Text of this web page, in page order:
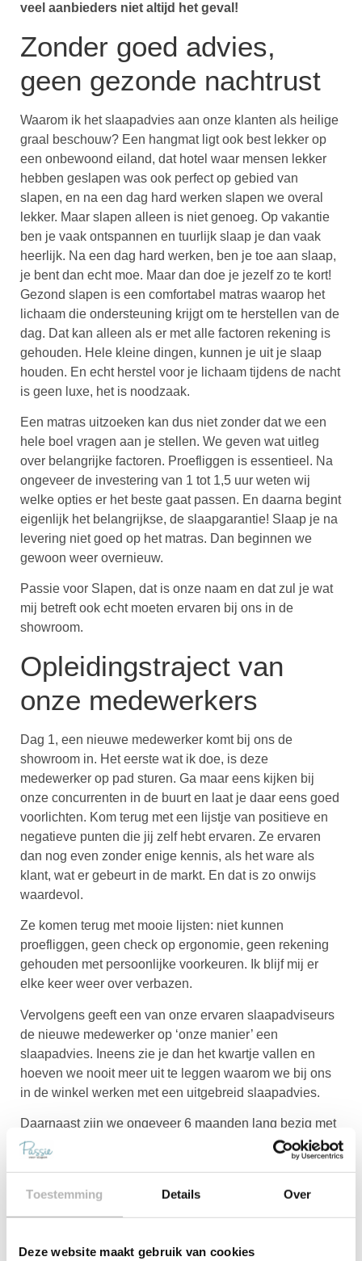
Toestemming Details Over
Deze website maakt gebruik van cookies
veel aanbieders niet altijd het geval!
Zonder goed advies,
geen gezonde nachtrust
Waarom ik het slaapadvies aan onze klanten als heilige
graal beschouw? Een hangmat ligt ook best lekker op
een onbewoond eiland, dat hotel waar mensen lekker
hebben geslapen was ook perfect op gebied van
slapen, en na een dag hard werken slapen we overal
lekker. Maar slapen alleen is niet genoeg. Op vakantie
ben je vaak ontspannen en tuurlijk slaap je dan vaak
heerlijk. Na een dag hard werken, ben je toe aan slaap,
je bent dan echt moe. Maar dan doe je jezelf zo te kort!
Gezond slapen is een comfortabel matras waarop het
lichaam die ondersteuning krijgt om te herstellen van de
dag. Dat kan alleen als er met alle factoren rekening is
gehouden. Hele kleine dingen, kunnen je uit je slaap
houden. En echt herstel voor je lichaam tijdens de nacht
is geen luxe, het is noodzaak.
Een matras uitzoeken kan dus niet zonder dat we een
hele boel vragen aan je stellen. We geven wat uitleg
over belangrijke factoren. Proefliggen is essentieel. Na
ongeveer de investering van 1 tot 1,5 uur weten wij
welke opties er het beste gaat passen. En daarna begint
eigenlijk het belangrijkse, de slaapgarantie! Slaap je na
levering niet goed op het matras. Dan beginnen we
gewoon weer overnieuw.
Passie voor Slapen, dat is onze naam en dat zul je wat
mij betreft ook echt moeten ervaren bij ons in de
showroom.
Opleidingstraject van
onze medewerkers
Dag 1, een nieuwe medewerker komt bij ons de
showroom in. Het eerste wat ik doe, is deze
medewerker op pad sturen. Ga maar eens kijken bij
onze concurrenten in de buurt en laat je daar eens goed
voorlichten. Kom terug met een lijstje van positieve en
negatieve punten die jij zelf hebt ervaren. Ze ervaren
dan nog even zonder enige kennis, als het ware als
klant, wat er gebeurt in de markt. En dat is zo onwijs
waardevol.
Ze komen terug met mooie lijsten: niet kunnen
proefliggen, geen check op ergonomie, geen rekening
gehouden met persoonlijke voorkeuren. Ik blijf mij er
elke keer weer over verbazen.
Vervolgens geeft een van onze ervaren slaapadviseurs
de nieuwe medewerker op ‘onze manier’ een
slaapadvies. Ineens zie je dan het kwartje vallen en
hoeven we nooit meer uit te leggen waarom we bij ons
in de winkel werken met een uitgebreid slaapadvies.
Daarnaast zijn we ongeveer 6 maanden lang bezig met
het scholen van onze medewerkers, materialen,
producten, advies vaardigheden en ga zo maar door.
aan de slag.
analyseren. Wat was de vraag van de klant, waarom